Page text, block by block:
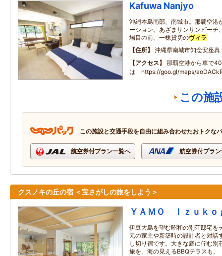
Kafuwa Nanjyo
沖縄本島南部、南城市。那覇空
ーション。あざまサンサンビーチ
場目の前。一棟貸切のヴィラ
住所
沖縄県南城市知念安座真
アクセス
那覇空港から車で
は https://goo.gl/maps/
この施
この施設と交通手段を自由に組み合わせたおトクな
航空券付プラン一覧へ 航空券付プラ
クスノキの丘の宿 ＜宝さがしの旅をしよう＞
ＹＡＭＯ Ｉｚｕｋｏ
伊豆大島を望む昭和の別荘邸宅を
元の家主や新築時の設計者と対話
し切り宿です。大きな庭に佇む別
旅を。海の見えるBBQテラスも。